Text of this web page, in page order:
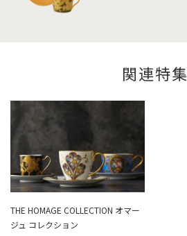
関連特集
THE HOMAGE COLLECTION オマー
ジュ コレクション